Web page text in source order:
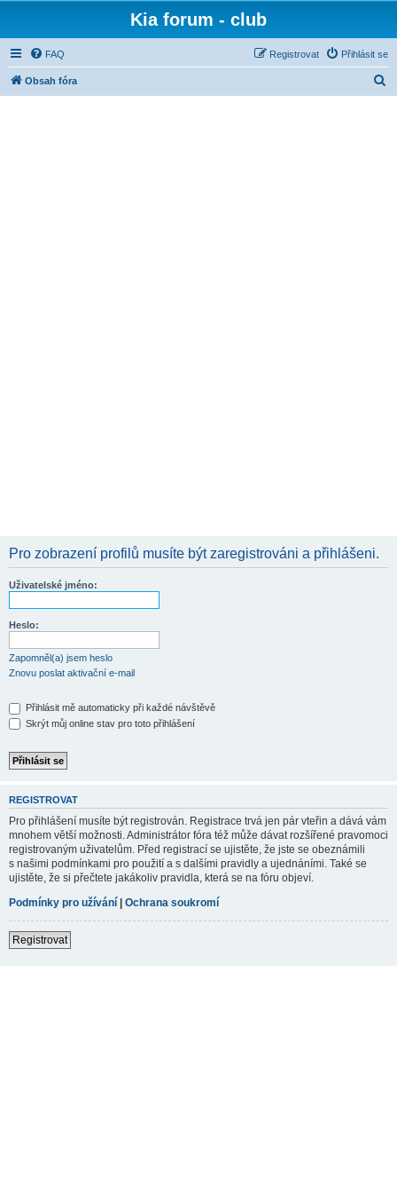
Kia forum - club
FAQ Přihlásit se
Registrovat
Obsah fóra
Pro zobrazení profilů musíte být zaregistrováni a přihlášeni.
Uživatelské jméno:
Heslo:
Zapomněl(a) jsem heslo
Znovu poslat aktivační e-mail
Přihlásit mě automaticky při každé návštěvě
Skrýt můj online stav pro toto přihlášení
REGISTROVAT
Pro přihlášení musíte být registrován. Registrace trvá jen pár vteřin a dává vám
mnohem větší možnosti. Administrátor fóra též může dávat rozšířené pravomoci
registrovaným uživatelům. Před registrací se ujistěte, že jste se obeznámili
s našimi podmínkami pro použití a s dalšími pravidly a ujednáními. Také se
ujistěte, že si přečtete jakákoliv pravidla, která se na fóru objeví.
Podmínky pro užívání | Ochrana soukromí
Registrovat